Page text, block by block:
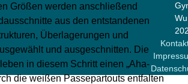
Größen werden anschließend
aus den entstandenen
Überlagerungen und
und ausgeschnitten. Die
in diesem Schritt einen „Aha-
die weißen Passepartouts entfalten